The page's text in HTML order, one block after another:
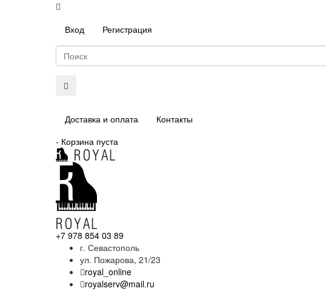
Вход Регистрация
Доставка и оплата
Контакты
- Корзина пуста
+7 978 854 03 89
г. Севастополь
ул. Пожарова, 21/23
royal_online
royalserv@mail.ru